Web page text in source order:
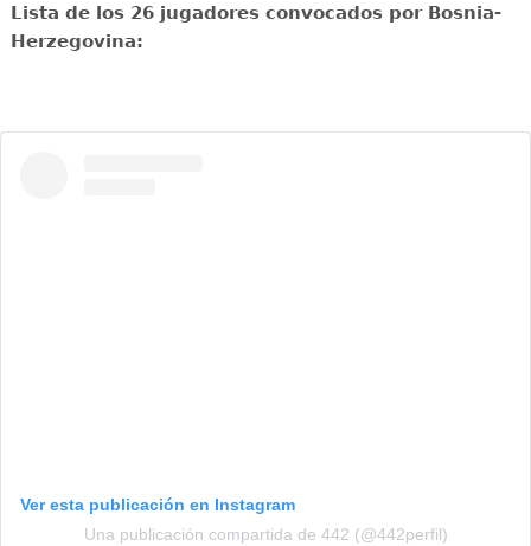
Lista de los 26 jugadores convocados por Bosnia-
Herzegovina:
Ver esta publicación en Instagram
Una publicación compartida de 442 (@442perfil)